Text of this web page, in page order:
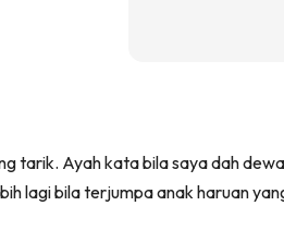
tarik. Ayah kata bila saya dah
lagi bila terjumpa anak haruan